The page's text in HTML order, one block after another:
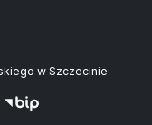
w Szczecinie